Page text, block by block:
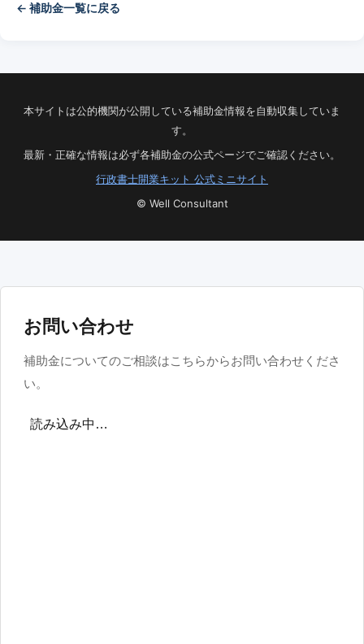
← 補助金一覧に戻る
本サイトは公的機関が公開している補助金情報を自動収集していま
す。
最新・正確な情報は必ず各補助金の公式ページでご確認ください。
行政書士開業キット 公式ミニサイト
© Well Consultant
お問い合わせ
補助金についてのご相談はこちらからお問い合わせくださ
い。